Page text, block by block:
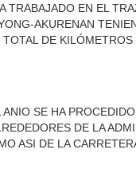
TRABAJADO EN EL
AKURENAN
DE KILÓMETROS
SE HA
DE LA
ASI DE LA